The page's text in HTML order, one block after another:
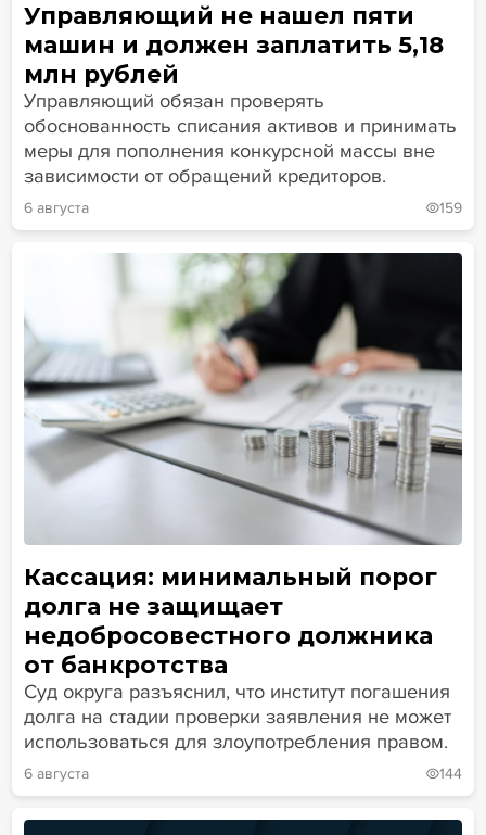
Управляющий не нашел пяти
машин и должен заплатить 5,18
млн рублей
Управляющий обязан проверять
обоснованность списания активов и принимать
меры для пополнения конкурсной массы вне
зависимости от обращений кредиторов.
6 августа 159
Кассация: минимальный порог
долга не защищает
недобросовестного должника
от банкротства
Суд округа разъяснил, что институт погашения
долга на стадии проверки заявления не может
использоваться для злоупотребления правом.
6 августа 144